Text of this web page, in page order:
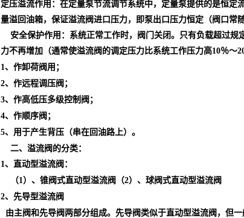
定压溢流作用：在定量泵节流调节系统中，定量泵提供的是恒
量溢回油箱，保证溢流阀进口压力，即泵出口压力恒定（阀口常
安全保护作用：系统正常工作时，阀门关闭。只有负载超过规
力不再增加（通常使溢流阀的调定压力比系统工作压力高10％～
1、作卸荷阀用 ；
2、作远程调压阀；
3、作高低压多级控制阀；
4、作顺序阀；
5、用于产生背压（串在回油路上）。
二、溢流阀的分类：
1、直动型溢流阀：
（1）、锥阀式直动型溢流阀 （2）、球阀式直动型溢流阀
2、先导型溢流阀
由主阀和先导阀两部分组成。先导阀类似于直动型溢流阀，但